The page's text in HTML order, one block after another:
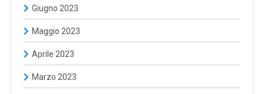
Giugno 2023
Maggio 2023
Aprile 2023
Marzo 2023